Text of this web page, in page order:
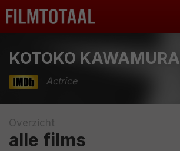
KOTOKO KAWAMURA
Actrice
Overzicht
alle films